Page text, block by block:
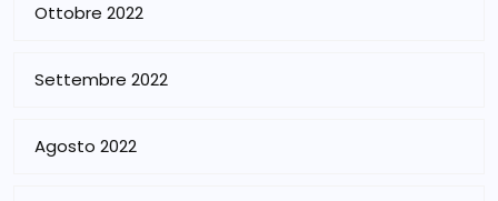
Ottobre 2022
Settembre 2022
Agosto 2022